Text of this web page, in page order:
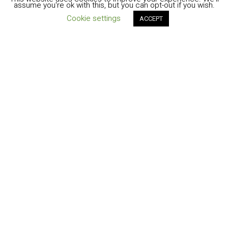
assume you're ok with this, but you can opt-out if you wish.
Cookie settings
ACCEPT